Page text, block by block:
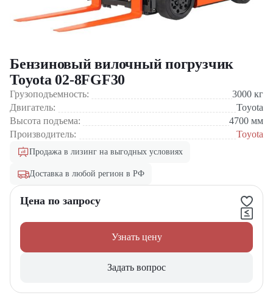
Бензиновый вилочный погрузчик
Toyota 02-8FGF30
Грузоподъемность: 3000 кг
Двигатель:
Toyota
Высота подъема:
4700 мм
Производитель:
Toyota
Продажа в лизинг на выгодных условиях
Доставка в любой регион в РФ
Цена по запросу
Узнать цену
Задать вопрос